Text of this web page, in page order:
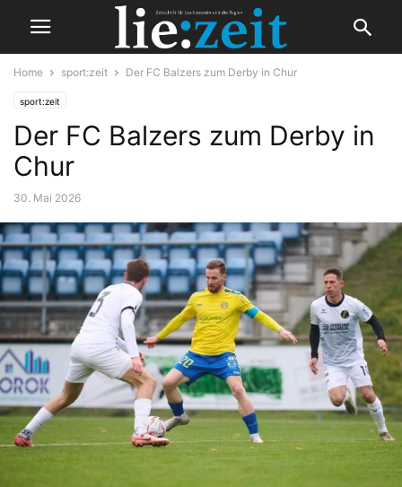
Home sport:zeit Der FC Balzers zum Derby in Chur
sport:zeit
Der FC Balzers zum Derby in
Chur
30. Mai 2026